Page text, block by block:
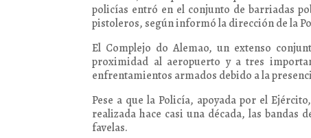
policías entró en el conjunto de barriadas
pistoleros, según informó la dirección de la
El Complejo do Alemao, un extenso
proximidad al aeropuerto y a tres
enfrentamientos armados debido a la
Pese a que la Policía, apoyada por el
realizada hace casi una década, las bandas
favelas.